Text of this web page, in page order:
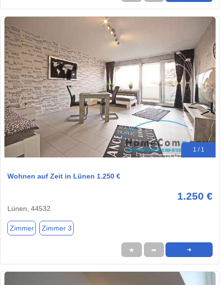
1 / 1
Wohnen auf Zeit in Lünen 1.250 €
1.250 €
Lünen, 44532
Zimmer Zimmer 3
★ ➦ ➜